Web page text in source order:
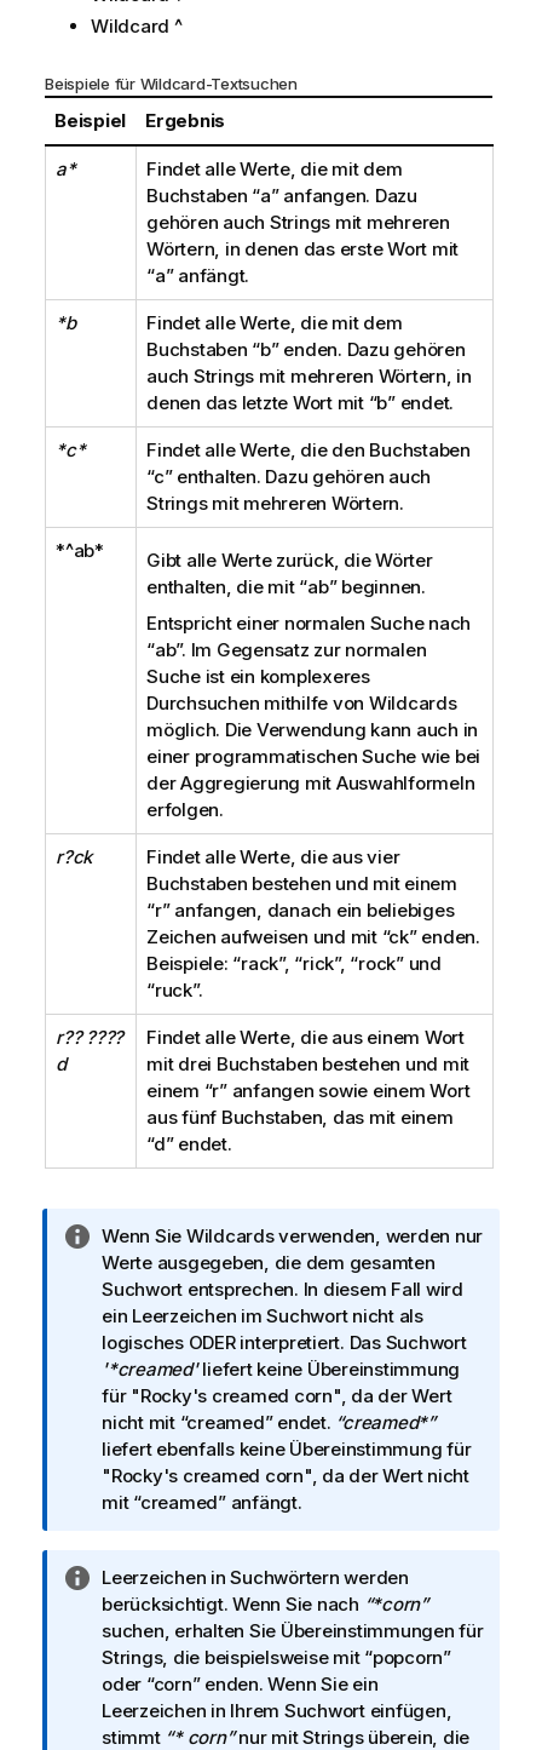
Wildcard ^
Beispiele für Wildcard-Textsuchen
Beispiel Ergebnis
a*
Findet alle Werte, die mit dem
Buchstaben “a”anfangen. Dazu
gehören auch Strings mit mehreren
Wörtern, in denen das erste Wort mit
“a”anfängt.
*b
Findet alle Werte, die mit dem
Buchstaben “b”enden. Dazu gehören
auch Strings mit mehreren Wörtern, in
denen das letzte Wort mit “b”endet.
*c*
Findet alle Werte, die den Buchstaben
“c”enthalten. Dazu gehören auch
Strings mit mehreren Wörtern.
*^ab*
Gibt alle Werte zurück, die Wörter
enthalten, die mit “ab”beginnen.
Entspricht einer normalen Suche nach
“ab”. Im Gegensatz zur normalen
Suche ist ein komplexeres
Durchsuchen mithilfe von Wildcards
möglich. Die Verwendung kann auch in
einer programmatischen Suche wie bei
der Aggregierung mit Auswahlformeln
erfolgen.
r?ck
Findet alle Werte, die aus vier
Buchstaben bestehen und mit einem
“r”anfangen, danach ein beliebiges
Zeichen aufweisen und mit “ck”enden.
Beispiele: “rack”, “rick”, “rock”und
“ruck”.
r?? ????
d
Findet alle Werte, die aus einem Wort
mit drei Buchstaben bestehen und mit
einem “r”anfangen sowie einem Wort
aus fünf Buchstaben, das mit einem
“d”endet.
I
n
f
o
r
m
a
t
i
o
n
i
n
w
e
i
s
Wenn Sie Wildcards verwenden, werden nur
Werte ausgegeben, die dem gesamten
Suchwort entsprechen. In diesem Fall wird
ein Leerzeichen im Suchwort nicht als
logisches ODER interpretiert. Das Suchwort
'*creamed'liefert keine Übereinstimmung
für "Rocky's creamed corn" , da der Wert
nicht mit “creamed”endet. “creamed*”
liefert ebenfalls keine Übereinstimmung für
"Rocky's creamed corn" , da der Wert nicht
mit “creamed”anfängt.
I
n
f
o
r
m
a
Leerzeichen in Suchwörtern werden
berücksichtigt. Wenn Sie nach “*corn”
suchen, erhalten Sie Übereinstimmungen für
Strings, die beispielsweise mit “popcorn”
oder “corn”enden. Wenn Sie ein
Leerzeichen in Ihrem Suchwort einfügen,
stimmt “* corn”nur mit Strings überein, die